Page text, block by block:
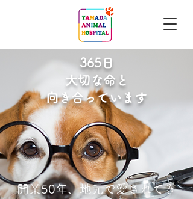
365日
大切な命と
向き合っています
開業50年、地元で愛されてき